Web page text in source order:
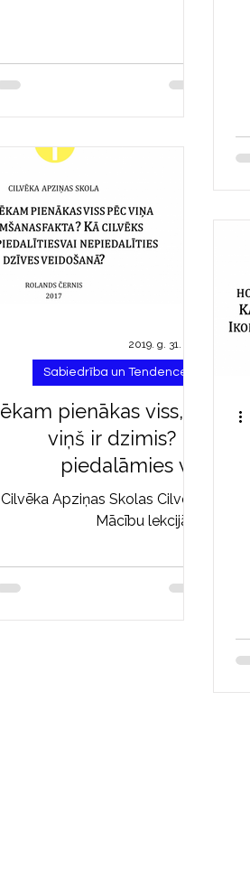
pienākas viss, jo
viņš ir dzimis? Kā
piedalāmies vai
nepiedalāmies savas
dzīves veidošanā?
Apziņas Skolas Cilvēka
Mācību lekcijām.
Sabiedrība un Tendences
2019. g. 31. dec.